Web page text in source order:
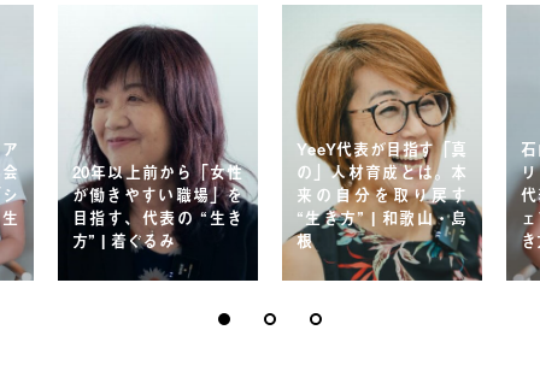
20年以上前から「女性
が働きやすい職場」を
目指す、代表の “生き
方” | 着ぐるみ
YeeY代表が目指す「真
の」人材育成とは。本
来の自分を取り戻す
“生き方” | 和歌山・島
根